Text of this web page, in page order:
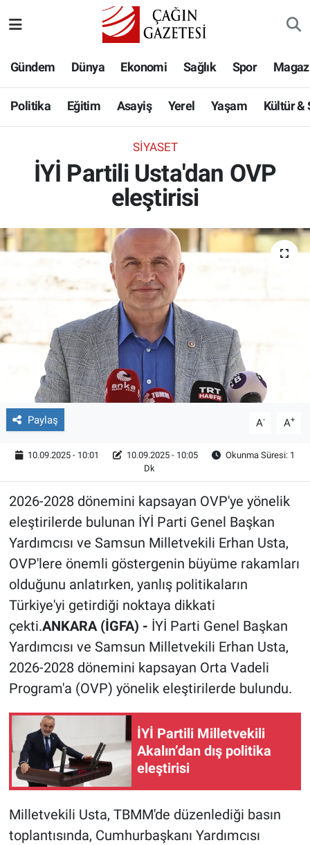
Gündem Dünya Ekonomi Sağlık Spor
Politika Eğitim Asayiş Yerel Yaşam Kültür &
SIYASET
İYİ Partili Usta'dan OVP
eleştirisi
Paylaş A- A+
10.09.2025 - 10:01 10.09.2025 - 10:05
Okunma Süresi: 1
Dk
2026-2028 dönemini kapsayan OVP'ye yönelik
eleştirilerde bulunan İYİ Parti Genel Başkan
Yardımcısı ve Samsun Milletvekili Erhan Usta,
OVP'lere önemli göstergenin büyüme rakamları
olduğunu anlatırken, yanlış politikaların
Türkiye'yi getirdiği noktaya dikkati
çekti.ANKARA (İGFA) - İYİ Parti Genel Başkan
Yardımcısı ve Samsun Milletvekili Erhan Usta,
2026-2028 dönemini kapsayan Orta Vadeli
Program'a (OVP) yönelik eleştirilerde bulundu.
İYİ Partili Milletvekili
Akalın’dan dış politika
eleştirisi
Milletvekili Usta, TBMM'de düzenlediği basın
toplantısında, Cumhurbaşkanı Yardımcısı
Eğitim
Asayiş
Yerel
Kültür & Sanat
Bilim-Teknoloji
Köşe Yazıları
Röportaj
Video Galeri
Hava Durumu
Namaz Vakitleri
Trafik Durumu
Süper Lig Puan Durumu ve Fikstür
Tüm Manşetler
Son Dakika Haberleri
Haber Arşivi